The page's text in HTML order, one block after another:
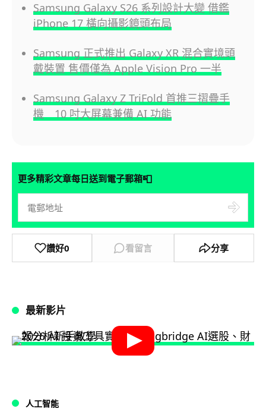
Samsung Galaxy S26 系列設計大變 借鑑
iPhone 17 橫向攝影鏡頭布局
Samsung 正式推出 Galaxy XR 混合實境頭
戴裝置 售價僅為 Apple Vision Pro 一半
Samsung Galaxy Z TriFold 首推三摺疊手
機 10 吋大屏幕兼備 AI 功能
更多精彩文章每日送到電子郵箱📮
讚好0 看留言 分享
最新影片
人工智能